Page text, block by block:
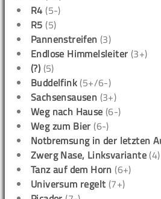
R4 (5-)
R5 (5)
Pannenstreifen (3)
Endlose Himmelsleiter (3+)
(?) (5)
Buddelfink (5+/6-)
Sachsensausen (3+)
Weg nach Hause (6-)
Weg zum Bier (6-)
Notbremsung in der letzten
Zwerg Nase, Linksvariante (4)
Tanz auf dem Horn (6+)
Universum regelt (7+)